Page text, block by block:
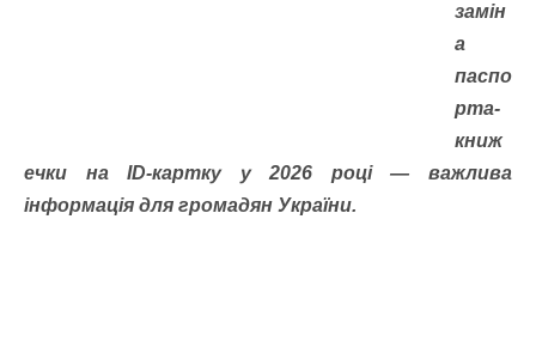
замін
а
паспо
рта-
книж
ечки на ID-картку у 2026 році — важлива
інформація для громадян України.